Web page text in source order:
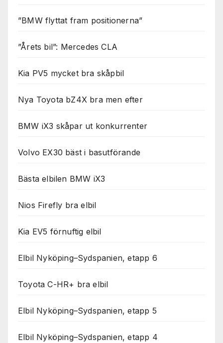
”BMW flyttat fram positionerna”
”Årets bil”: Mercedes CLA
Kia PV5 mycket bra skåpbil
Nya Toyota bZ4X bra men efter
BMW iX3 skåpar ut konkurrenter
Volvo EX30 bäst i basutförande
Bästa elbilen BMW iX3
Nios Firefly bra elbil
Kia EV5 förnuftig elbil
Elbil Nyköping–Sydspanien, etapp 6
Toyota C-HR+ bra elbil
Elbil Nyköping–Sydspanien, etapp 5
Elbil Nyköping–Sydspanien, etapp 4